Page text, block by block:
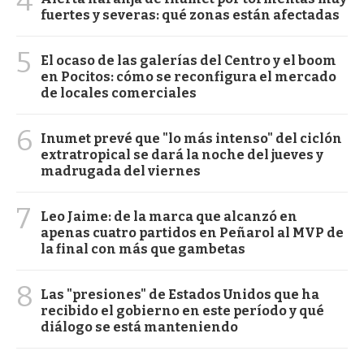
fuertes y severas: qué zonas están afectadas
5
El ocaso de las galerías del Centro y el boom
en Pocitos: cómo se reconfigura el mercado
de locales comerciales
6
Inumet prevé que "lo más intenso" del ciclón
extratropical se dará la noche del jueves y
madrugada del viernes
7
Leo Jaime: de la marca que alcanzó en
apenas cuatro partidos en Peñarol al MVP de
la final con más que gambetas
8
Las "presiones" de Estados Unidos que ha
recibido el gobierno en este período y qué
diálogo se está manteniendo